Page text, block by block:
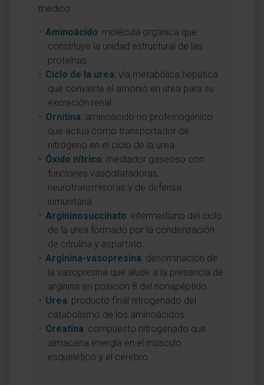
médico:
Aminoácido: molécula orgánica que
constituye la unidad estructural de las
proteínas.
Ciclo de la urea: vía metabólica hepática
que convierte el amonio en urea para su
excreción renal.
Ornitina: aminoácido no proteinogénico
que actúa como transportador de
nitrógeno en el ciclo de la urea.
Óxido nítrico: mediador gaseoso con
funciones vasodilatadoras,
neurotransmisoras y de defensa
inmunitaria.
Argininosuccinato: intermediario del ciclo
de la urea formado por la condensación
de citrulina y aspartato.
Arginina-vasopresina: denominación de
la vasopresina que alude a la presencia de
arginina en posición 8 del nonapéptido.
Urea: producto final nitrogenado del
catabolismo de los aminoácidos.
Creatina: compuesto nitrogenado que
almacena energía en el músculo
esquelético y el cerebro.